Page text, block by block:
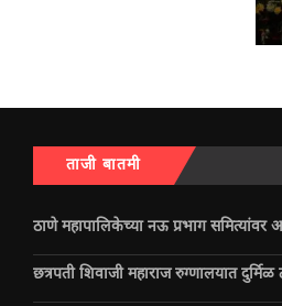
ताजी बातमी
ठाणे महापालिकेच्या नऊ प्रभाग समित्यांवर
छत्रपती शिवाजी महाराज रुग्णालयात दुर्मिळ